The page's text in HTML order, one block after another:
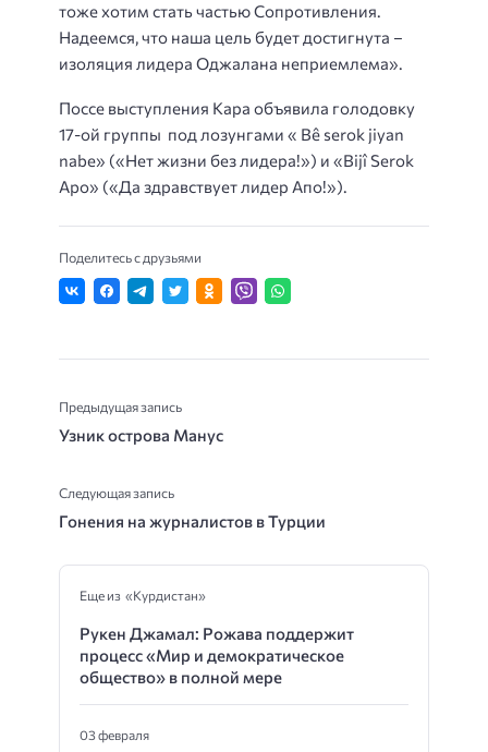
тоже хотим стать частью Сопротивления.
Надеемся, что наша цель будет достигнута –
изоляция лидера Оджалана неприемлема».
Поссе выступления Кара объявила голодовку
17-ой группы под лозунгами « Bê serok jiyan
nabe» («Нет жизни без лидера!») и «Bijî Serok
Apo» («Да здравствует лидер Aпo!»).
Поделитесь с друзьями
Предыдущая запись
Узник острова Манус
Следующая запись
Гонения на журналистов в Турции
Еще из «Курдистан»
Рукен Джамал: Рожава поддержит
процесс «Мир и демократическое
общество» в полной мере
03 февраля